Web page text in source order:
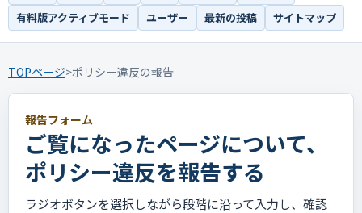
有料版アクティブモード
ユーザー 最新の投稿 サイトマップ
TOPページ>ポリシー違反の報告
報告フォーム
ご覧になったページについて、
ポリシー違反を報告する
ラジオボタンを選択しながら段階に沿って入力し、確認